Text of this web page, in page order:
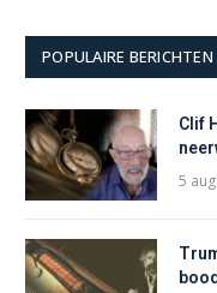
POPULAIRE BERICHTEN
Clif
5